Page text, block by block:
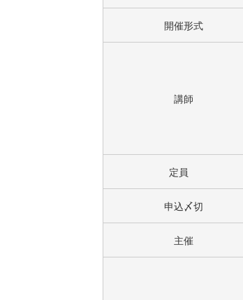
開催形式
講師
定員
申込〆切
主催